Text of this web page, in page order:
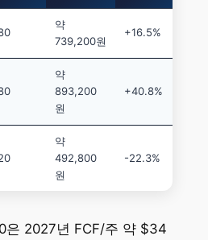
약
739,200원
+16.5%
약
893,200
원
+40.8%
약
492,800
원
-22.3%
은 2027년 FCF/주 약 $34